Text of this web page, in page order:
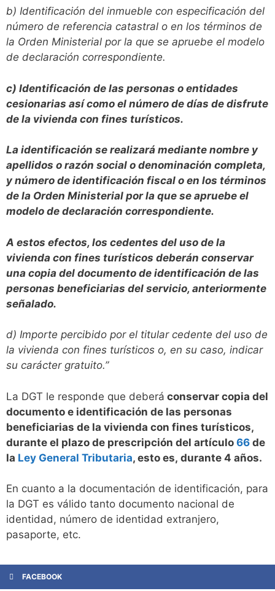
b) Identificación del inmueble con especificación del
número de referencia catastral o en los términos de
la Orden Ministerial por la que se apruebe el modelo
de declaración correspondiente.
c) Identificación de las personas o entidades
cesionarias así como el número de días de disfrute
de la vivienda con fines turísticos.
La identificación se realizará mediante nombre y
apellidos o razón social o denominación completa,
y número de identificación fiscal o en los términos
de la Orden Ministerial por la que se apruebe el
modelo de declaración correspondiente.
A estos efectos, los cedentes del uso de la
vivienda con fines turísticos deberán conservar
una copia del documento de identificación de las
personas beneficiarias del servicio, anteriormente
señalado.
d) Importe percibido por el titular cedente del uso de
la vivienda con fines turísticos o, en su caso, indicar
su carácter gratuito.”
La DGT le responde que deberá conservar copia del
documento e identificación de las personas
beneficiarias de la vivienda con fines turísticos,
durante el plazo de prescripción del artículo 66 de
la Ley General Tributaria, esto es, durante 4 años.
En cuanto a la documentación de identificación, para
la DGT es válido tanto documento nacional de
identidad, número de identidad extranjero,
pasaporte, etc.
FACEBOOK